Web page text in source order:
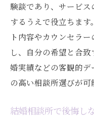
験談であり、サービ
するうえで役立ちま
ト内容やカウンセラ
し、自分の希望と合
婚実績などの客観的
の高い相談所選びが可
結婚相談所で後悔し